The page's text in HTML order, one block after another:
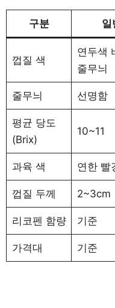
구분 일
껍질 색
연두색
줄무늬
줄무늬 선명함
평균 당도
(Brix)
10~11
과육 색 연한 빨
껍질 두께 2~3cm
리코펜 함량 기준
가격대 기준